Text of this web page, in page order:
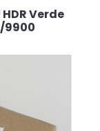
Verde
9900